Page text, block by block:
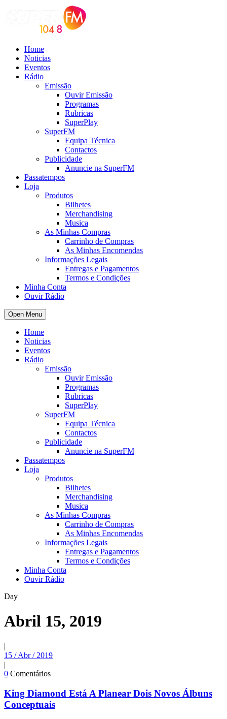
Home
Noticias
Eventos
Rádio
Emissão
Ouvir Emissão
Programas
Rubricas
SuperPlay
SuperFM
Equipa Técnica
Contactos
Publicidade
Anuncie na SuperFM
Passatempos
Loja
Produtos
Bilhetes
Merchandising
Musica
As Minhas Compras
Carrinho de Compras
As Minhas Encomendas
Informações Legais
Entregas e Pagamentos
Termos e Condições
Minha Conta
Ouvir Rádio
Open Menu
Home
Noticias
Eventos
Rádio
Emissão
Ouvir Emissão
Programas
Rubricas
SuperPlay
SuperFM
Equipa Técnica
Contactos
Publicidade
Anuncie na SuperFM
Passatempos
Loja
Produtos
Bilhetes
Merchandising
Musica
As Minhas Compras
Carrinho de Compras
As Minhas Encomendas
Informações Legais
Entregas e Pagamentos
Termos e Condições
Minha Conta
Ouvir Rádio
Day
Abril 15, 2019
|
15 / Abr / 2019
|
0 Comentários
King Diamond Está A Planear Dois Novos Álbuns
Conceptuais